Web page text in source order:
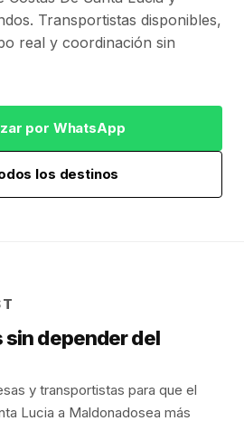
Transportistas disponibles,
real y coordinación sin
por WhatsApp
los destinos
depender del
y transportistas para que el
Lucia a Maldonadosea más